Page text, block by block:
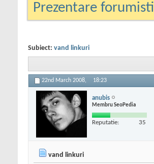
Prezentare forumisti
Subiect: vand linkuri
22nd March 2008, 18:23
anubis
Membru SeoPedia
Reputatie: 35
vand linkuri